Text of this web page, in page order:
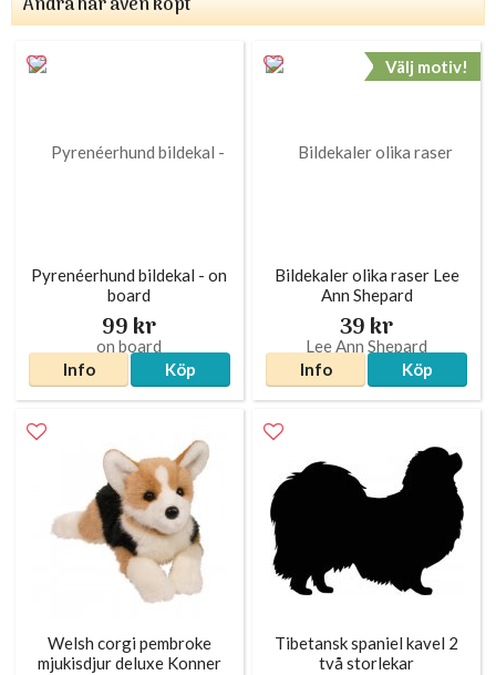
Pyrenéerhund bildekal - on
board
99 kr
Info Köp
Välj motiv!
Bildekaler olika raser Lee
Ann Shepard
39 kr
Info Köp
Welsh corgi pembroke
mjukisdjur deluxe Konner
Tibetansk spaniel kavel 2
två storlekar